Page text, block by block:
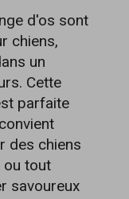
d'os sont
chiens,
un
Cette
parfaite
des chiens
ou tout
savoureux